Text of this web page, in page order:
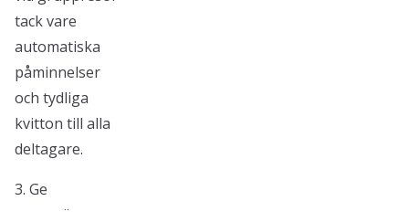
tack vare
automatiska
påminnelser
och tydliga
kvitton till alla
deltagare.
3. Ge